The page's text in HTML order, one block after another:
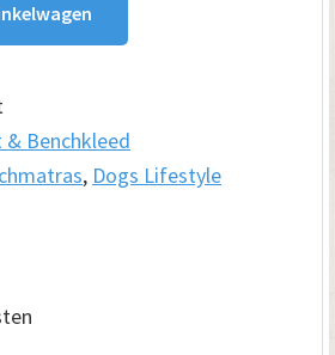
& Benchkleed
, Dogs Lifestyle